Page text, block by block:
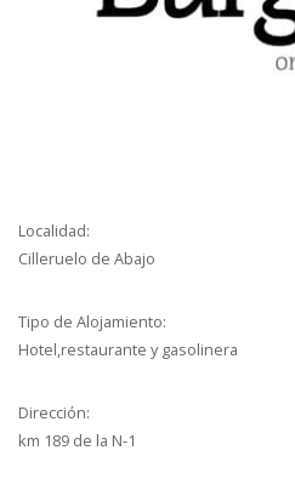
Localidad:
Cilleruelo de Abajo
Tipo de Alojamiento:
Hotel,restaurante y gasolinera
Dirección:
km 189 de la N-1